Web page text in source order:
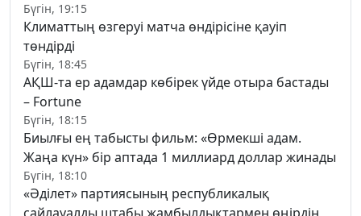
Бүгін, 19:15
Климаттың өзгеруі матча өндірісіне қауіп
төндірді
Бүгін, 18:45
АҚШ-та ер адамдар көбірек үйде отыра бастады
– Fortune
Бүгін, 18:15
Биылғы ең табысты фильм: «Өрмекші адам.
Жаңа күн» бір аптада 1 миллиард доллар жинады
Бүгін, 18:10
«Әділет» партиясының республикалық